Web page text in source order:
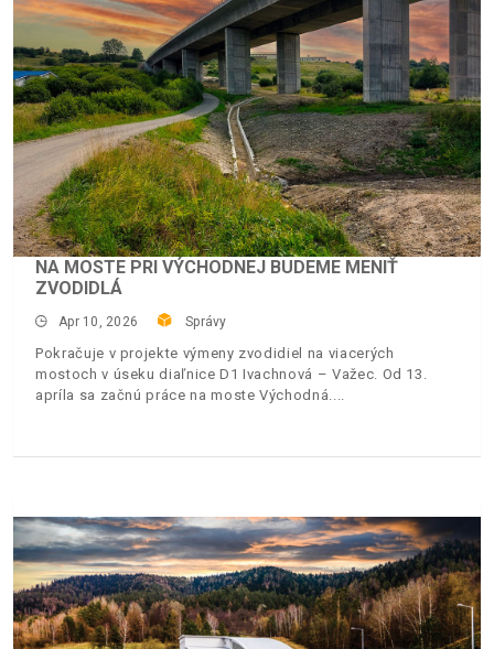
NA MOSTE PRI VÝCHODNEJ BUDEME MENIŤ
ZVODIDLÁ
Apr 10, 2026 Správy
Pokračuje v projekte výmeny zvodidiel na viacerých
mostoch v úseku diaľnice D1 Ivachnová – Važec. Od 13.
apríla sa začnú práce na moste Východná.